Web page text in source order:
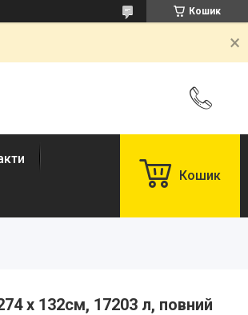
Кошик
Кошик
x 132см, 17203 л, повний